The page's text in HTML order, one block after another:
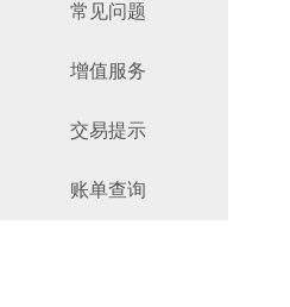
常见问题
增值服务
交易提示
账单查询